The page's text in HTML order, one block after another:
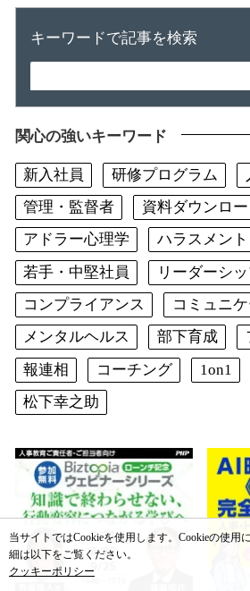
キーワードで記事を検索
関心の強いキーワード
新入社員 研修プログラム
管理・監督者
資料ダウンロー
アドラー心理学
ハラスメント
若手・中堅社員
リーダーシ
コンプライアンス
コミュニ
メンタルヘルス
部下育成
報連相
コーチング 1on1
松下幸之助
当サイトではCookieを使用します。Cookieの使用
細は以下をご覧ください。
クッキーポリシー